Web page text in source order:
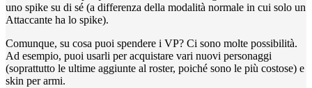
uno spike su di sé (a differenza della modalità normale in cui solo un
Attaccante ha lo spike).
Comunque, su cosa puoi spendere i VP? Ci sono molte possibilità.
Ad esempio, puoi usarli per acquistare vari nuovi personaggi
(soprattutto le ultime aggiunte al roster, poiché sono le più costose) e
skin per armi.